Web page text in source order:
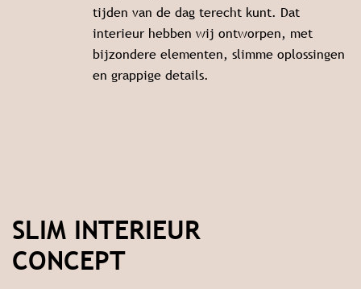
tijden van de dag terecht kunt. Dat
interieur hebben wij ontworpen, met
bijzondere elementen, slimme oplossingen
en grappige details.
SLIM INTERIEUR
CONCEPT